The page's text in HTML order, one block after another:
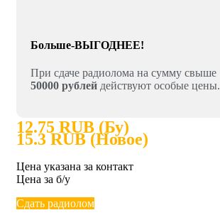
Больше-ВЫГОДНЕЕ!
При сдаче радиолома на сумму свыше
50000 рублей действуют особые цены.
12.75 RUB (Бу)
15.3 RUB (Новое)
Цена указана за контакт
Цена за б/у
Сдать радиолом